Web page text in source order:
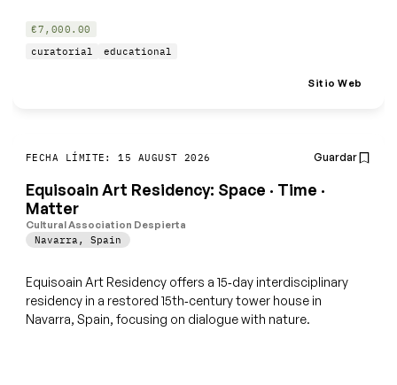
€7,000.00
curatorial
educational
Sitio Web
FECHA LÍMITE: 15 AUGUST 2026 Guardar
Equisoain Art Residency: Space · Time ·
Matter
Cultural Association Despierta
Navarra , Spain
Equisoain Art Residency offers a 15‑day interdisciplinary
residency in a restored 15th‑century tower house in
Navarra, Spain, focusing on dialogue with nature.